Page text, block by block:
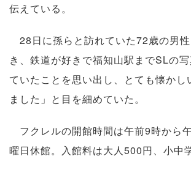
伝えている。
28日に孫らと訪れていた72歳の男
き、鉄道が好きで福知山駅までSLの
ていたことを思い出し、とても懐かし
ました」と目を細めていた。
フクレルの開館時間は午前9時から
曜日休館。入館料は大人500円、小中